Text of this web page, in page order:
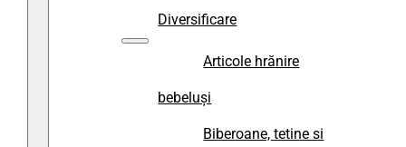
Diversificare
Articole hrănire
bebeluși
Biberoane, tetine si